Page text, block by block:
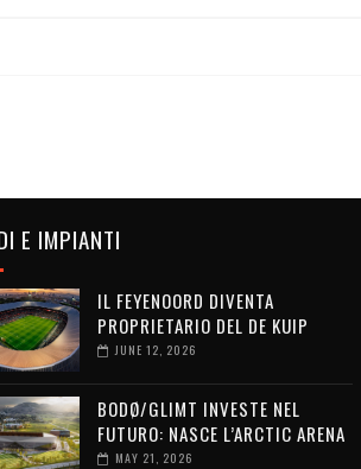
E IMPIANTI
IL FEYENOORD DIVENTA
PROPRIETARIO DEL DE KUIP
JUNE 12, 2026
BODØ/GLIMT INVESTE NEL
FUTURO: NASCE L’ARCTIC ARENA
MAY 21, 2026